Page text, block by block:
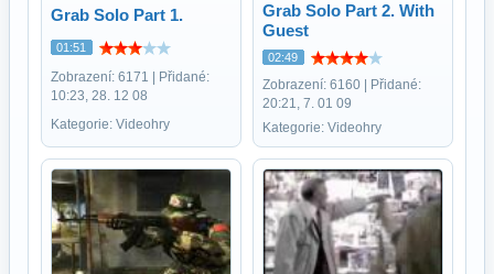
Grab Solo Part 1.
01:51
Zobrazení: 6171 | Přidané:
10:23, 28. 12 08
Kategorie: Videohry
Grab Solo Part 2. With
Guest
02:49
Zobrazení: 6160 | Přidané:
20:21, 7. 01 09
Kategorie: Videohry